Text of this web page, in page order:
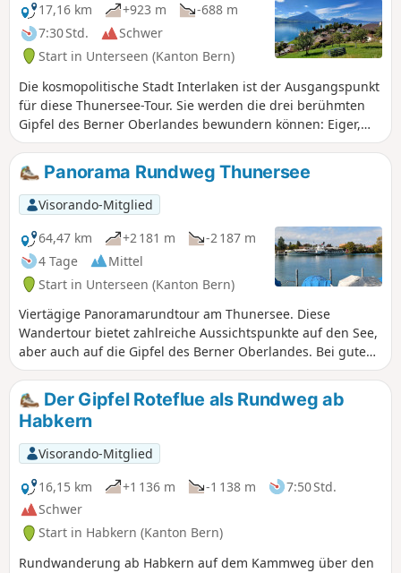
17,16 km
+923 m
-688 m
7:30 Std.
Schwer
Start in Unterseen (Kanton Bern)
Die kosmopolitische Stadt Interlaken ist der Ausgangspunkt
für diese Thunersee-Tour. Sie werden die drei berühmten
Gipfel des Berner Oberlandes bewundern können: Eiger,
Mönch und Jungfrau. Diese schöne Strecke verläuft entlang
des Nordufers des Sees. Sie überblicken den See bei den
Tropfsteinhöhlen von Saint Béat und wandern dann durch
das hübsche Dorf Merligen. Sie genießen schöne Ausblicke
auf den See und auf tolle Gipfel wie das Niederhorn oder
das Sigriswiler Rothorn.
Panorama Rundweg Thunersee
Visorando-Mitglied
64,47 km
+2 181 m
-2 187 m
4 Tage
Mittel
Start in Unterseen (Kanton Bern)
Viertägige Panoramarundtour am Thunersee. Diese
Wandertour bietet zahlreiche Aussichtspunkte auf den See,
aber auch auf die Gipfel des Berner Oberlandes. Bei gutem
Wetter können Sie den Eiger, den Mönch und die Jungfrau
oder das Schreckhorn sehen. Sie werden auch den Charme
der einzelnen Etappenziele entdecken. Interlaken, am
östlichen Ende des Thunersees, ist der Ausgangspunkt
dieser Wanderung.
Der Gipfel Roteflue als Rundweg ab
Habkern
Visorando-Mitglied
16,15 km
+1 136 m -1 138 m
7:50 Std.
Schwer
Start in Habkern (Kanton Bern)
Rundwanderung ab Habkern auf dem Kammweg über den